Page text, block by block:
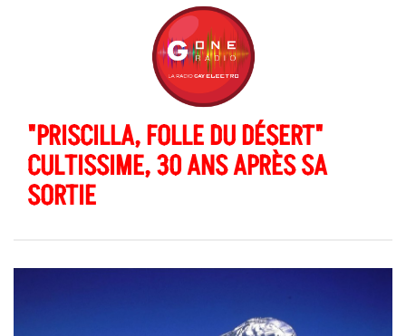
"PRISCILLA, FOLLE DU DÉSERT"
CULTISSIME, 30 ANS APRÈS SA
SORTIE